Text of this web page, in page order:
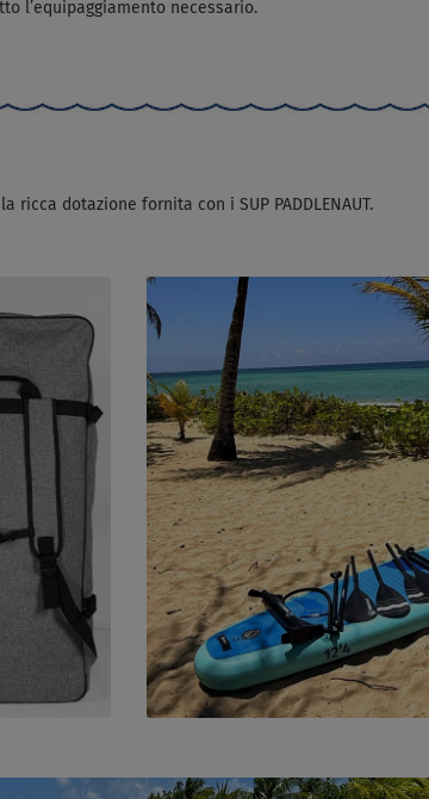
l’equipaggiamento necessario.
dotazione fornita con i SUP PADDLENAUT.